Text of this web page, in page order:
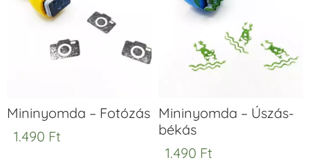
Mininyomda – Fotózás
1.490 Ft
Mininyomda – Úszás-
békás
1.490 Ft